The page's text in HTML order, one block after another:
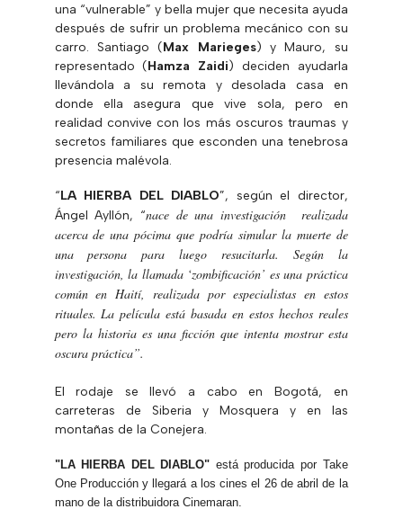
una “vulnerable” y bella mujer que necesita ayuda
después de sufrir un problema mecánico con su
carro. Santiago (Max Marieges) y Mauro, su
representado (Hamza Zaidi) deciden ayudarla
llevándola a su remota y desolada casa en
donde ella asegura que vive sola, pero en
realidad convive con los más oscuros traumas y
secretos familiares que esconden una tenebrosa
presencia malévola.
“LA HIERBA DEL DIABLO”, según el director,
Ángel Ayllón, “nace de una investigación realizada
acerca de una pócima que podría simular la muerte de
una persona para luego resucitarla. Según la
investigación, la llamada ‘zombificación’ es una práctica
común en Haití, realizada por especialistas en estos
rituales. La película está basada en estos hechos reales
pero la historia es una ficción que intenta mostrar esta
oscura práctica”.
El rodaje se llevó a cabo en Bogotá, en
carreteras de Siberia y Mosquera y en las
montañas de la Conejera.
"LA HIERBA DEL DIABLO" está producida por Take
One Producción y llegará a los cines el 26 de abril de la
mano de la distribuidora Cinemaran.